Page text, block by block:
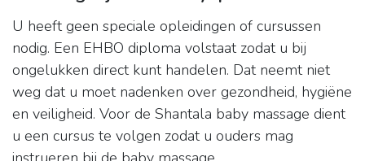
U heeft geen speciale opleidingen of cursussen
nodig. Een EHBO diploma volstaat zodat u bij
ongelukken direct kunt handelen. Dat neemt niet
weg dat u moet nadenken over gezondheid, hygiëne
en veiligheid. Voor de Shantala baby massage dient
u een cursus te volgen zodat u ouders mag